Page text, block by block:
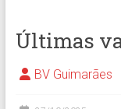
Últimas
BV Guimarães